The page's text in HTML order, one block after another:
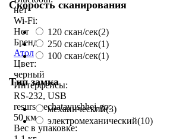
Скорость сканирования
120 скан/сек(2)
250 скан/сек(1)
100 скан/сек(1)
Тип замка
механический(3)
электромеханический(10)
нет
Wi-Fi:
Нет
Бренд:
Атол
Цвет:
черный
Интерфейсы:
RS-232, USB
resurs-pechatayushhej-go:
50 км
Вес в упаковке: